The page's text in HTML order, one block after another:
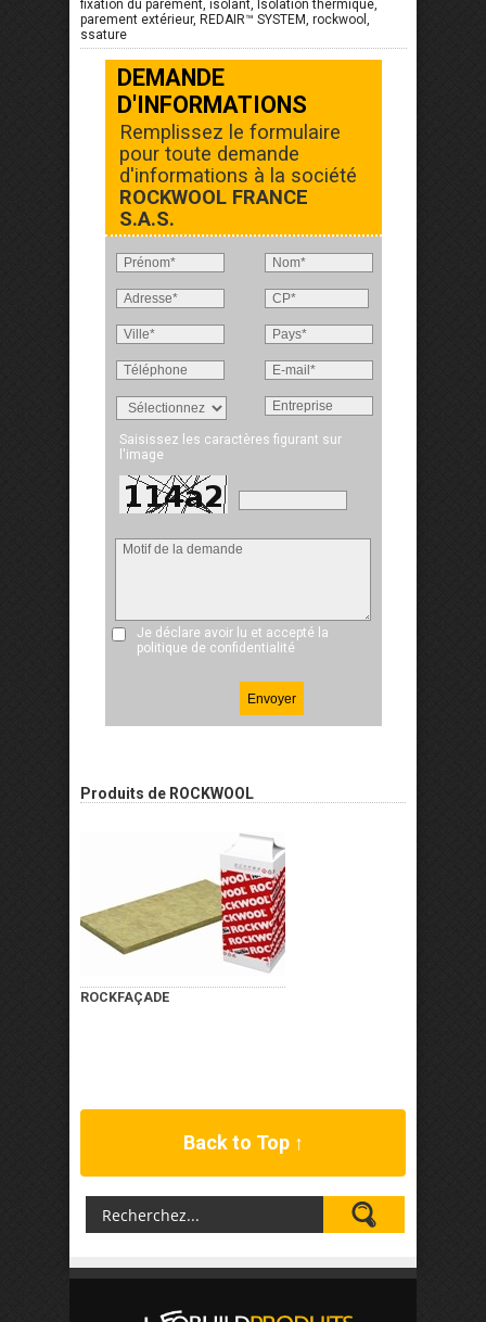
fixation du parement, isolant, Isolation thermique,
parement extérieur, REDAIR™ SYSTEM, rockwool,
ssature
DEMANDE
D'INFORMATIONS
Remplissez le formulaire
pour toute demande
d'informations à la société
ROCKWOOL FRANCE
S.A.S.
Saisissez les caractères figurant sur
l'image
Je déclare avoir lu et accepté la
politique de confidentialité
Produits de ROCKWOOL
ROCKFAÇADE
Back to Top ↑